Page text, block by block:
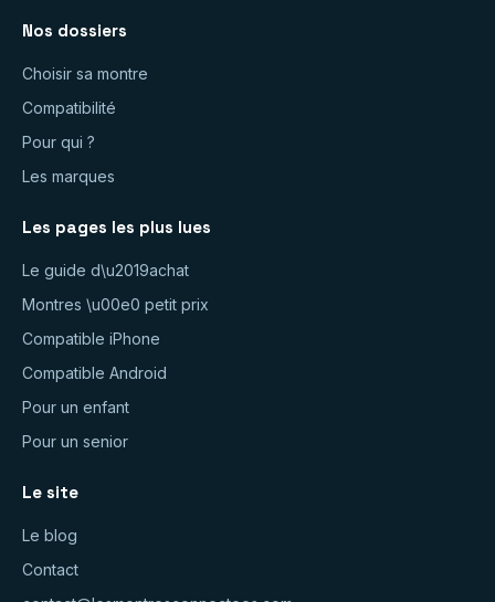
Nos dossiers
Choisir sa montre
Compatibilité
Pour qui ?
Les marques
Les pages les plus lues
Le guide d\u2019achat
Montres \u00e0 petit prix
Compatible iPhone
Compatible Android
Pour un enfant
Pour un senior
Le site
Le blog
Contact